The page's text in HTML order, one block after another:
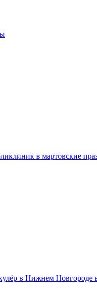
в мартовские
в Нижнем Новгороде